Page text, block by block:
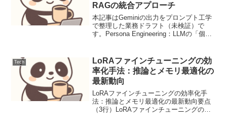
RAGの統合アプローチ
本記事はGeminiの出力をプロンプト工学
で整理した業務ドラフト（未検証）で
す。Persona Engineering：LLMの「個」
格や口調（キャラ付け）...
Tech
LoRAファインチューニングの効
率化手法：推論とメモリ最適化の
最新動向
LoRAファインチューニングの効率化手
法：推論とメモリ最適化の最新動向要点
（3行）LoRAファインチューニングの推